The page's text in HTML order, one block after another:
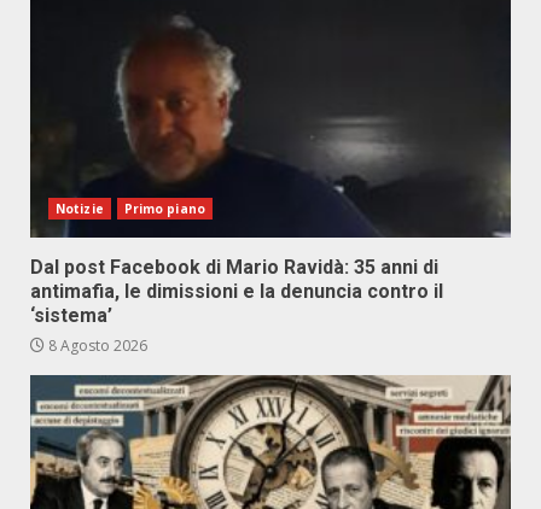
Notizie Primo piano
Dal post Facebook di Mario Ravidà: 35 anni di
antimafia, le dimissioni e la denuncia contro il
‘sistema’
8 Agosto 2026